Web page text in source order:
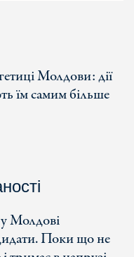
Молдови: дії
їм самим більше
Молдові
Поки що не